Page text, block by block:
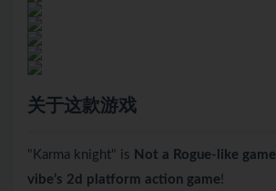
关于这款游戏
"Karma knight" is Not a Rogue-like game
vibe’s 2d platform action game!